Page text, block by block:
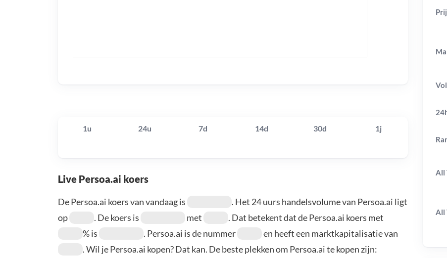
1u 24u 7d 14d 30d 1j
Live Persoa.ai koers
De Persoa.ai koers van vandaag is
. Het 24 uurs handelsvolume van Persoa.ai ligt
op
. De koers is met
. Dat betekent dat de Persoa.ai koers met
% is
. Persoa.ai is de nummer
en heeft een marktkapitalisatie van
. Wil je Persoa.ai kopen? Dat kan. De beste plekken om Persoa.ai te kopen zijn:
All
All